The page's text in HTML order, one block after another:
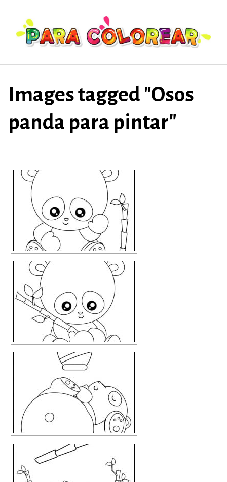
contenido
Images tagged "Osos
panda para pintar"